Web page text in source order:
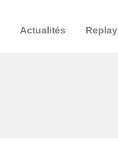
Actualités Replay